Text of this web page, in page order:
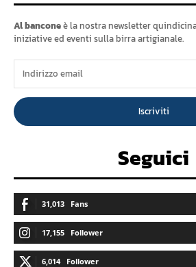
Al banconeè la nostra newsletter
iniziative ed eventi sulla birra artigianale.
Iscriviti
Seguici
31,013 Fans
17,155 Follower
6,014 Follower